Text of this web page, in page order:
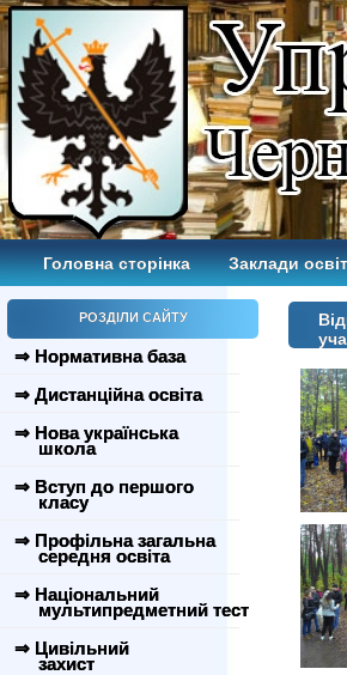
Головна сторінка Заклади
РОЗДІЛИ САЙТУ
⇒ Нормативна база
⇒ Дистанційна освіта
⇒ Нова українська
школа
⇒ Вступ до першого
класу
⇒ Профільна загальна
середня освіта
⇒ Національний
мультипредметний тест
⇒ Цивільний
захист